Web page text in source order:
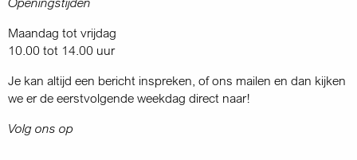
Maandag tot vrijdag
10.00 tot 14.00 uur
Je kan altijd een bericht inspreken, of ons mailen en dan kijken
we er de eerstvolgende weekdag direct naar!
Volg ons op